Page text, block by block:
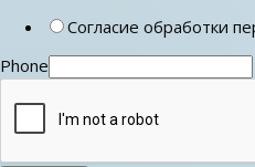
Согласие обработки
Phone